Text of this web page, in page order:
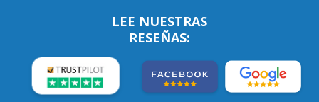
LEE NUESTRAS
RESEÑAS: